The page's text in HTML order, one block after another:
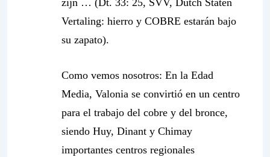
zijn … (Dt. 33: 25, SVV, Dutch Staten
Vertaling: hierro y COBRE estarán bajo
su zapato).
Como vemos nosotros: En la Edad
Media, Valonia se convirtió en un centro
para el trabajo del cobre y del bronce,
siendo Huy, Dinant y Chimay
importantes centros regionales